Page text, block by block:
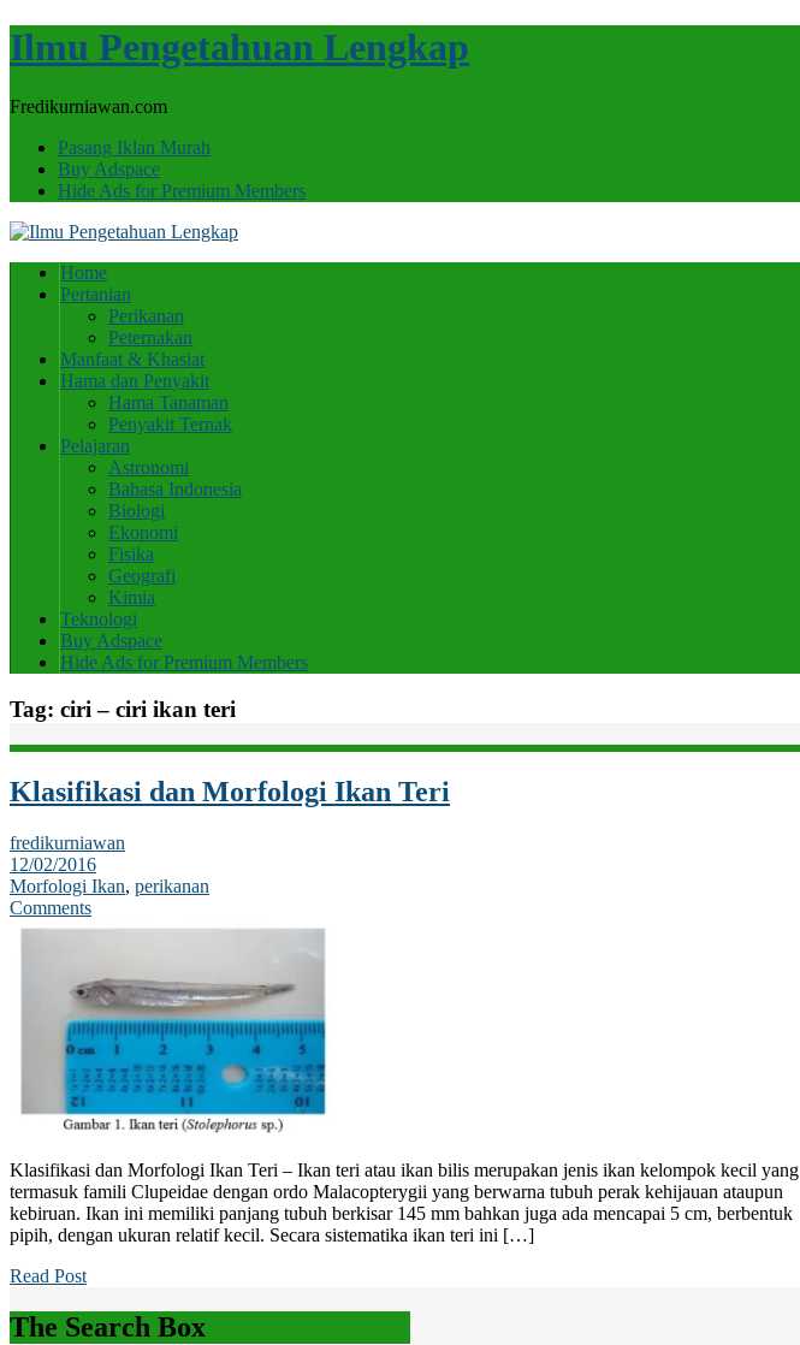
Ilmu Pengetahuan Lengkap
Fredikurniawan.com
Pasang Iklan Murah
Buy Adspace
Hide Ads for Premium Members
Home
Pertanian
Perikanan
Peternakan
Manfaat & Khasiat
Hama dan Penyakit
Hama Tanaman
Penyakit Ternak
Pelajaran
Astronomi
Bahasa Indonesia
Biologi
Ekonomi
Fisika
Geografi
Kimia
Teknologi
Buy Adspace
Hide Ads for Premium Members
Tag: ciri – ciri ikan teri
Klasifikasi dan Morfologi Ikan Teri
fredikurniawan
12/02/2016
Morfologi Ikan, perikanan
Comments
Klasifikasi dan Morfologi Ikan Teri – Ikan teri atau ikan bilis merupakan jenis ikan kelompok kecil yang
termasuk famili Clupeidae dengan ordo Malacopterygii yang berwarna tubuh perak kehijauan ataupun
kebiruan. Ikan ini memiliki panjang tubuh berkisar 145 mm bahkan juga ada mencapai 5 cm, berbentuk
pipih, dengan ukuran relatif kecil. Secara sistematika ikan teri ini […]
Read Post
The Search Box